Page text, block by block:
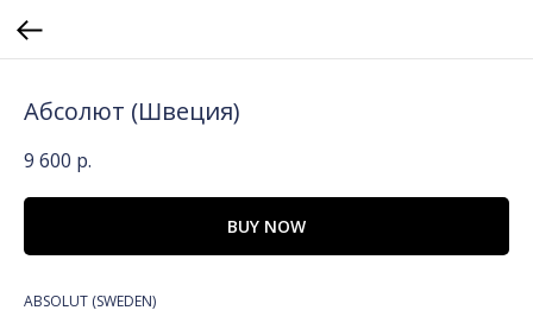
Абсолют (Швеция)
9 600 р.
BUY NOW
ABSOLUT (SWEDEN)